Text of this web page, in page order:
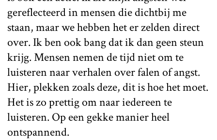
gereflecteerd in mensen die dichtbij me
staan, maar we hebben het er zelden direct
over. Ik ben ook bang dat ik dan geen steun
krijg. Mensen nemen de tijd niet om te
luisteren naar verhalen over falen of angst.
Hier, plekken zoals deze, dit is hoe het moet.
Het is zo prettig om naar iedereen te
luisteren. Op een gekke manier heel
ontspannend.